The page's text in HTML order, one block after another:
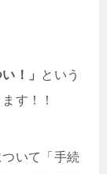
！」 という
す！！
いて「手続